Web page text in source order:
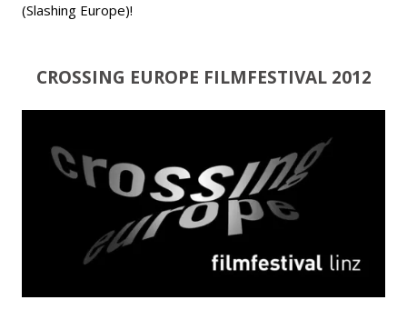
(Slashing Europe)!
CROSSING EUROPE FILMFESTIVAL 2012